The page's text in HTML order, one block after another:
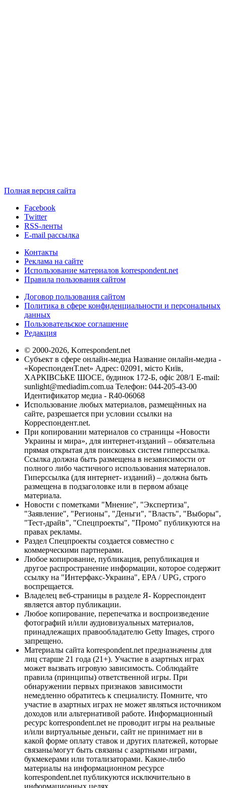
Полная версия сайта
Facebook
Twitter
RSS-ленты
E-mail рассылка
Контакты
Реклама на сайте
Использование материалов korrespondent.net
Правила пользования сайтом
Договор пользования сайтом
Политика в сфере конфиденциальности и персональных
данных
Пользовательское соглашение
Редакция
© 2000-2026, Korrespondent.net
Субъект в сфере онлайн-медиа Название онлайн-медиа -
«КореспонденТ.net» Адрес: 02091, місто Київ,
ХАРКІВСЬКЕ ШОСЕ, будинок 172-Б, офіс 208/1 E-mail:
sunlight@mediadim.com.ua Телефон: 044-205-43-00
Идентификатор медиа - R40-06068
Использование любых материалов, размещённых на
сайте, разрешается при условии ссылки на
Корреспондент.net.
При копировании материалов со страницы «Новости
Украины и мира», для интернет-изданий – обязательна
прямая открытая для поисковых систем гиперссылка.
Ссылка должна быть размещена в независимости от
полного либо частичного использования материалов.
Гиперссылка (для интернет- изданий) – должна быть
размещена в подзаголовке или в первом абзаце
материала.
Новости с пометками "Мнение", "Экспертиза",
"Заявление", "Регионы", "Деньги", "Власть", "Выборы",
"Тест-драйв", "Спецпроекты", "Промо" публикуются на
правах рекламы.
Раздел Спецпроекты создается совместно с
коммерческими партнерами.
Любое копирование, публикация, републикация и
другое распространение информации, которое содержит
ссылку на "Интерфакс-Украина", EPA / UPG, строго
воспрещается.
Владелец веб-страницы в разделе Я- Корреспондент
является автор публикации.
Любое копирование, перепечатка и воспроизведение
фотографий и/или аудиовизуальных материалов,
принадлежащих правообладателю Getty Images, строго
запрещено.
Материалы сайта korrespondent.net предназначены для
лиц старше 21 года (21+). Участие в азартных играх
может вызвать игровую зависимость. Соблюдайте
правила (принципы) ответственной игры. При
обнаружении первых признаков зависимости
немедленно обратитесь к специалисту. Помните, что
участие в азартных играх не может являться источником
доходов или альтернативой работе. Информационный
ресурс korrespondent.net не проводит игры на реальные
и/или виртуальные деньги, сайт не принимает ни в
какой форме оплату ставок и других платежей, которые
связаны/могут быть связаны с азартными играми,
букмекерами или тотализаторами. Какие-либо
материалы на информационном ресурсе
korrespondent.net публикуются исключительно в
информационных целях.